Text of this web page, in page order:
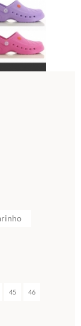
45 46